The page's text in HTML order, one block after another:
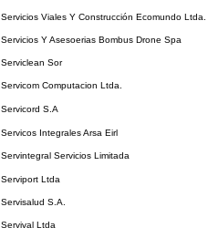
Servicios Viales Y Construcción Ecomundo Ltda.
Servicios Y Asesoerias Bombus Drone Spa
Serviclean Sor
Servicom Computacion Ltda.
Servicord S.A
Servicos Integrales Arsa Eirl
Servintegral Servicios Limitada
Serviport Ltda
Servisalud S.A.
Servival Ltda